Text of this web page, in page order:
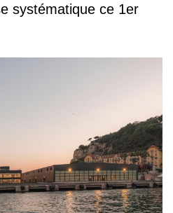
systématique ce 1er